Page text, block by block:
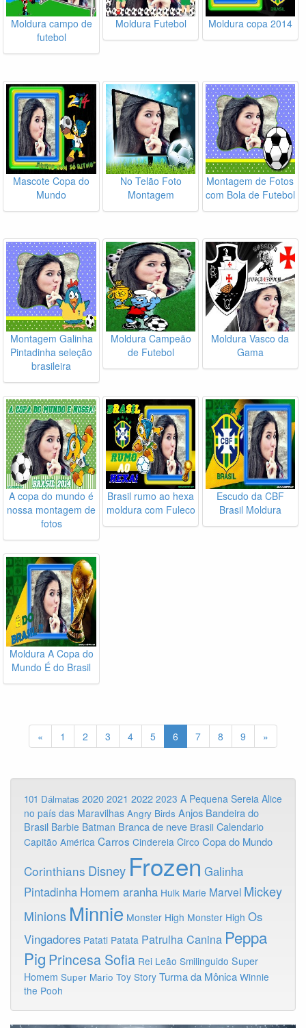
Moldura campo de
futebol
Moldura Futebol Moldura copa 2014
Mascote Copa do
Mundo
No Telão Foto
Montagem
Montagem de Fotos
com Bola de Futebol
Montagem Galinha
Pintadinha seleção
brasileira
Moldura Campeão
de Futebol
Moldura Vasco da
Gama
A copa do mundo é
nossa montagem de
fotos
Brasil rumo ao hexa
moldura com Fuleco
Escudo da CBF
Brasil Moldura
Moldura A Copa do
Mundo É do Brasil
« 1 2 3 4 5 6 7 8 9 »
101 Dálmatas 2020 2021 2022 2023 A Pequena Sereia Alice
no país das Maravilhas Angry Birds Anjos Bandeira do
Brasil Barbie Batman Branca de neve Brasil Calendario
Capitão América Carros Cinderela Circo Copa do Mundo
Corinthians Disney Frozen Galinha
Pintadinha Homem aranha Hulk Marie Marvel Mickey
Minions Minnie Monster High Monster High Os
Vingadores Patati Patata Patrulha Canina Peppa
Pig Princesa Sofia Rei Leão Smilinguido Super
Homem Super Mario Toy Story Turma da Mônica Winnie
the Pooh